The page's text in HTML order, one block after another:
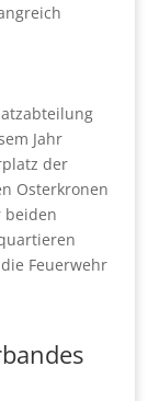
Jahr
der
Osterkronen
beiden
Feuerwehr